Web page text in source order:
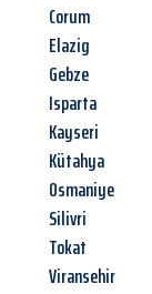
Corum
Elazig
Gebze
Isparta
Kayseri
Kütahya
Osmaniye
Silivri
Tokat
Viransehir